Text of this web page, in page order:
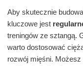
Aby skutecznie
kluczowe jest
treningów ze sztangą.
warto dostosować
rozwój mięśni.